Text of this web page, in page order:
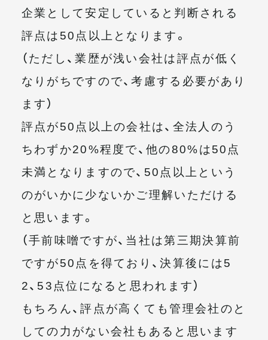
企業として安定していると判断される
評点は50点以上となります。
（ただし、業歴が浅い会社は評点が低く
なりがちですので、考慮する必要があり
ます）
評点が50点以上の会社は、全法人のう
ちわずか20%程度で、他の80%は50点
未満となりますので、50点以上という
のがいかに少ないかご理解いただける
と思います。
（手前味噌ですが、当社は第三期決算前
ですが50点を得ており、決算後には5
2、53点位になると思われます）
もちろん、評点が高くても管理会社のと
しての力がない会社もあると思います